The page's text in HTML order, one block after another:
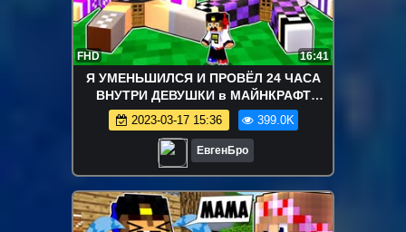
FHD 16:41
Я УМЕНЬШИЛСЯ И ПРОВЁЛ 24 ЧАСА
ВНУТРИ ДЕВУШКИ в МАЙНКРАФТ
ВИДЕО ТРОЛЛИНГ MINECRAFT
2023-03-17 15:36 399.0K
ЕвгенБро